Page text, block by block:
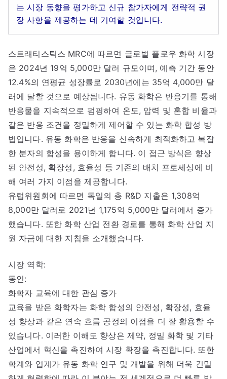
는 시장 동향을 평가하고 신규 참가자에게 전략적 권
장 사항을 제공하는 데 기여할 것입니다.
스트래티스틱스 MRC에 따르면 글로벌 플로우 화학 시장
은 2024년 19억 5,000만 달러 규모이며, 예측 기간 동안
12.4%의 연평균 성장률로 2030년에는 35억 4,000만 달
러에 달할 것으로 예상됩니다. 유동 화학은 반응기를 통해
반응물을 지속적으로 펌핑하여 온도, 압력 및 혼합 비율과
같은 반응 조건을 정밀하게 제어할 수 있는 화학 합성 방
법입니다. 유동 화학은 반응을 신속하게 최적화하고 복잡
한 분자의 합성을 용이하게 합니다. 이 접근 방식은 향상
된 안전성, 확장성, 효율성 등 기존의 배치 프로세싱에 비
해 여러 가지 이점을 제공합니다.
유럽위원회에 따르면 독일의 총 R&D 지출은 1,308억
8,000만 달러로 2021년 1,175억 5,000만 달러에서 증가
했습니다. 또한 화학 산업 전환 경로를 통해 화학 산업 지
원 자금에 대한 지침을 소개했습니다.
시장 역학:
동인:
화학자 교육에 대한 관심 증가
교육을 받은 화학자는 화학 합성의 안전성, 확장성, 효율
성 향상과 같은 연속 흐름 공정의 이점을 더 잘 활용할 수
있습니다. 이러한 이해도 향상은 제약, 정밀 화학 및 기타
산업에서 혁신을 촉진하여 시장 확장을 촉진합니다. 또한
학계와 업계가 유동 화학 연구 및 개발을 위해 더욱 긴밀